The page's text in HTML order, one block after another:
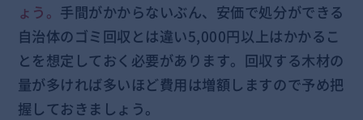
ょう。 手間がかからないぶん、安価で処分ができる
自治体のゴミ回収とは違い5,000円以上はかかるこ
とを想定しておく必要があります。回収する木材の
量が多ければ多いほど費用は増額しますので予め把
握しておきましょう。